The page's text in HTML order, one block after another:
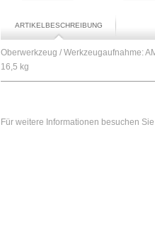
ARTIKELBESCHREIBUNG
Oberwerkzeug / Werkzeugaufnahme:
16,5 kg
Für weitere Informationen besuchen